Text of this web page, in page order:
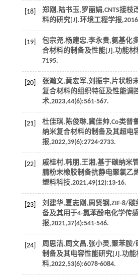
[18]
郑刚,陆书玉,罗丽娟,CNTS接枝
料的研究[J].环境工程学报,2016
[19]
包宗尧,杨建忠,李永贵,氨基化
合材料的制备及性能[J].功能材
7195.
[20]
张瀚文,黄宏军,刘振宇,片状粉
复合材料的组织特征及性能调
术,2023,44(6):561-567.
[21]
杜佳琪,陈俊琳,冀佳帅,Co类普
纳米复合材料的制备及其超电
报,2022,39(6):2724-2733.
[22]
戚桂村,韩朋,王湘,基于碳纳米
腈粉末橡胶制备抗静电聚氯乙
塑料科技,2021,49(12):13-16.
[23]
刘建华,夏志刚,周贤钢,ZIF-8/碳
备及其用于4-氯苯酚电化学传
报,2021,37(4):541-546.
[24]
周思洁,周文昌,张小灵,聚苯胺/
制备及其电容性能研究[J].功能
料,2022,53(6):6078-6084.